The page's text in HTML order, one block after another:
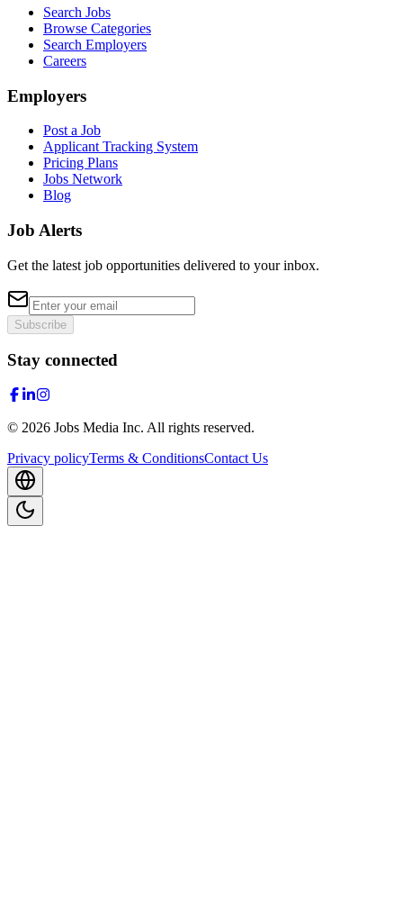
Search Jobs
Browse Categories
Search Employers
Careers
Employers
Post a Job
Applicant Tracking System
Pricing Plans
Jobs Network
Blog
Job Alerts
Get the latest job opportunities delivered to your inbox.
Subscribe
Stay connected
© 2026 Jobs Media Inc. All rights reserved.
Privacy policyTerms & ConditionsContact Us